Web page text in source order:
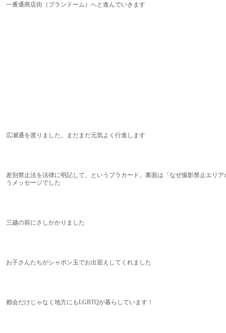
一番通商店街（ブランドーム）へと進んでいきます
広瀬通を渡りました。まだまだ元気よく行進します
差別禁止法を法律に明記して、というプラカード。裏面は「なぜ撮影禁止エリ
うメッセージでした
三越の前にさしかかりました
お子さんたちがシャボン玉でお出迎えしてくれました
都会だけじゃなく地方にもLGBTQが暮らしています！